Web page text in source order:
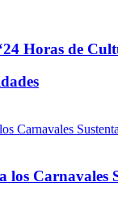
Horas de
los Carnavales